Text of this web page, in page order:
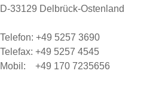
D-33129 Delbrück-Ostenland
Telefon: +49 5257 3690
Telefax: +49 5257 4545
Mobil: +49 170 7235656